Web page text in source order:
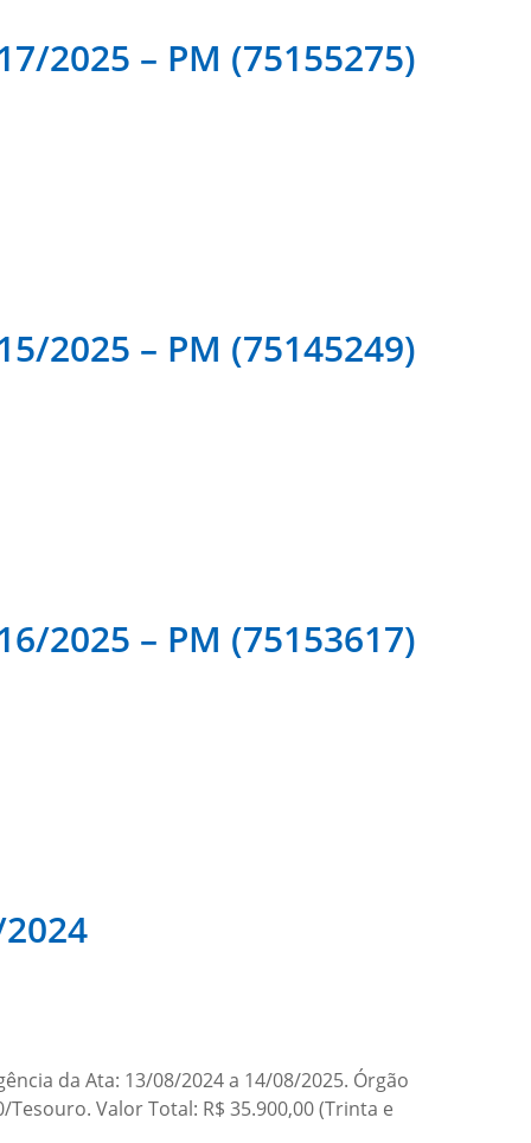
2025 – PM (75155275)
2025 – PM (75145249)
2025 – PM (75153617)
2024
da Ata: 13/08/2024 a 14/08/2025. Órgão
Valor Total: R$ 35.900,00 (Trinta e